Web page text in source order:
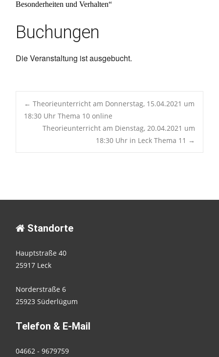
Besonderheiten und Verhalten“
Buchungen
Die Veranstaltung ist ausgebucht.
Post
navigation
← Theorieunterricht am Donnerstag, 15.04.2021 um
18:30 Uhr Thema 10 online
Theorieunterricht am Dienstag, 20.04.2021 um
18:30 Uhr in Leck Thema 11 →
Standorte
Hauptstraße 40
25917 Leck
Norderstraße 6
25923 Süderlügum
Telefon & E-Mail
04662 - 9679759